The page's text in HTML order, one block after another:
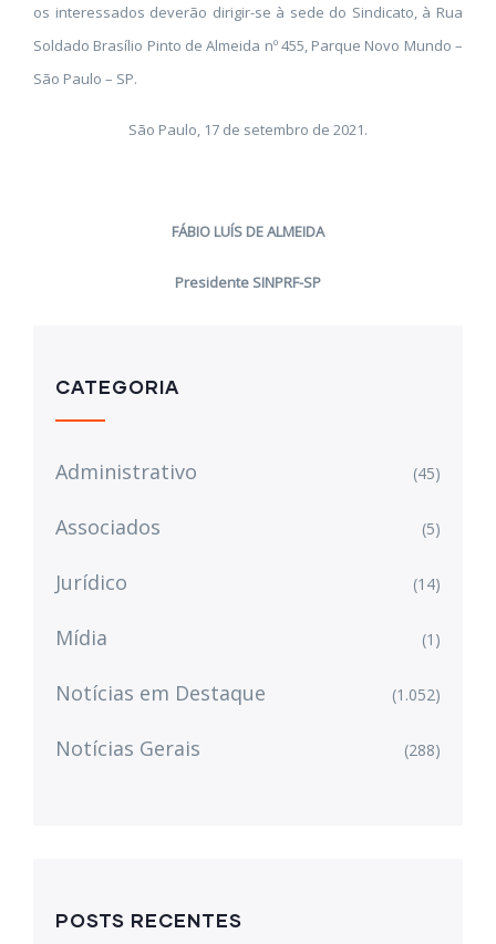
os interessados deverão dirigir-se à sede do Sindicato, à Rua
Soldado Brasílio Pinto de Almeida nº 455, Parque Novo Mundo –
São Paulo – SP.
São Paulo, 17 de setembro de 2021.
FÁBIO LUÍS DE ALMEIDA
Presidente SINPRF-SP
CATEGORIA
Administrativo (45)
Associados (5)
Jurídico (14)
Mídia (1)
Notícias em Destaque (1.052)
Notícias Gerais (288)
POSTS RECENTES